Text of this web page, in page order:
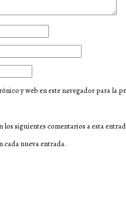
y web en este navegador para la
siguientes comentarios a esta
cada nueva entrada.